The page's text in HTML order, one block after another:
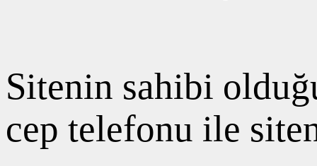
Sitenin sahibi
cep telefonu ile